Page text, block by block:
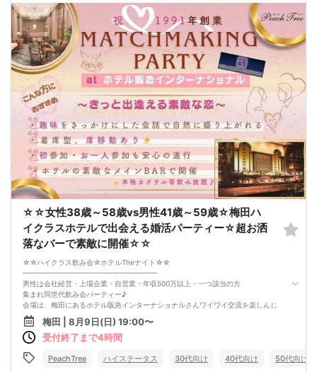
8/9 (日) 19時00分～21時00分
受付 18時45分～55分
※遅刻しないでね♪
場所
━━━━━━━━━━━━━━━━━
ホテル阪急インターナショナル2F
会場名⇒ケレス
大阪府大阪市北区茶屋町19番19号
阪急梅田駅より徒歩5分/梅田・茶屋町ど真ん中♪
形式
━━━━━━━━━━━━━━━━━
・各種ドリンク (カクテル・ワイン・各種アルコール含) 飲み放題
・カクテル数種類(バーテンダーさんがシェィクの本格カクテル)
・チャーム付き
※着席スタイルの交流形式
参加条件
━━━━━━━━━━━━━━━━━
・素敵な独身男女
・男性参加者は、男性は会社経営・上場企業・自営業・年収500万以上・一つ該当
の方。
・男女共一人参加の方も多数参加していただいておられます。
スケジュール
━━━━━━━━━━━━━━━━━
①受付18:45～18:55
予約されてるお名前をお願い致します♪
②乾杯 19:00
みんなで乾杯ー
③お飲み物
お飲み物楽しみながらお席で交流できます♪
④イベント終了 21:00
本日はご参加ありがとうございました。
お知り合いになられました方のご縁を大切に♪
━━━━━━━━━━━━━━━━━
※遅刻時の注意事項
☆☆女性38歳～58歳vs男性41歳～59歳☆梅田ハ
イクラスホテルで出会える婚活パーティー☆超お洒
落なバーで素敵に開催☆☆
☆☆ハイクラス飲み会☆ホテルTheナイト☆☆
━━━━━━━━━━━━━━━━━━━
男性は会社経営・上場企業・自営業・年収500万以上・一つ該当の方
集まれ同世代飲み会パーティー♪
会場は、梅田にあるホテル阪急インターナショナルさんワイワイ交流を楽しんじ
ゃいます
□■□■□■□■□■□■□■□■□■□■□■□■□
『 おすすめ理由 1 』
低料金で開催お勤め帰りに会場のアクセスもバッチリ
梅田 | 8月9日(日) 19:00〜
受付終了まで4時間
PeachTree ハイステータス 30代向け 40代向け 50代向け